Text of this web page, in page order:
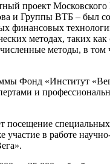
проект Московского
и Группы ВТБ – был
финансовых
методах, таких как
методы, в
Фонд «Институт
и
посещение
участие в работе